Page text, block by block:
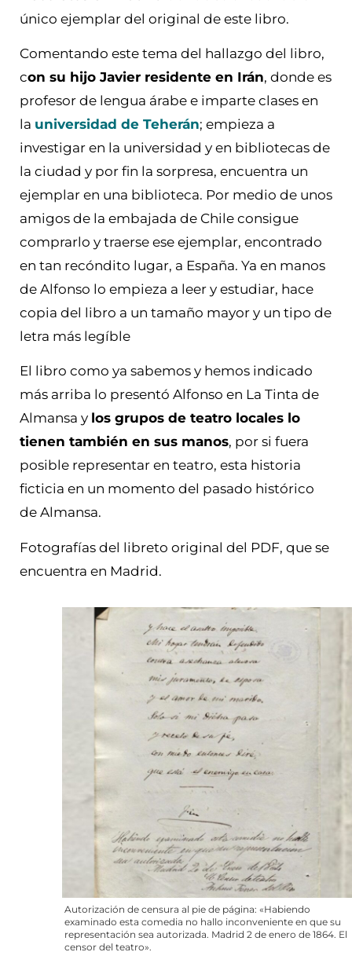
único ejemplar del original de este libro.
Comentando este tema del hallazgo del libro,
con su hijo Javier residente en Irán, donde es
profesor de lengua árabe e imparte clases en
la universidad de Teherán; empieza a
investigar en la universidad y en bibliotecas de
la ciudad y por fin la sorpresa, encuentra un
ejemplar en una biblioteca. Por medio de unos
amigos de la embajada de Chile consigue
comprarlo y traerse ese ejemplar, encontrado
en tan recóndito lugar, a España. Ya en manos
de Alfonso lo empieza a leer y estudiar, hace
copia del libro a un tamaño mayor y un tipo de
letra más legíble
El libro como ya sabemos y hemos indicado
más arriba lo presentó Alfonso en La Tinta de
Almansa y los grupos de teatro locales lo
tienen también en sus manos, por si fuera
posible representar en teatro, esta historia
ficticia en un momento del pasado histórico
de Almansa.
Fotografías del libreto original del PDF, que se
encuentra en Madrid.
Autorización de censura al pie de página: «Habiendo
examinado esta comedia no hallo inconveniente en que su
representación sea autorizada. Madrid 2 de enero de 1864. El
censor del teatro».